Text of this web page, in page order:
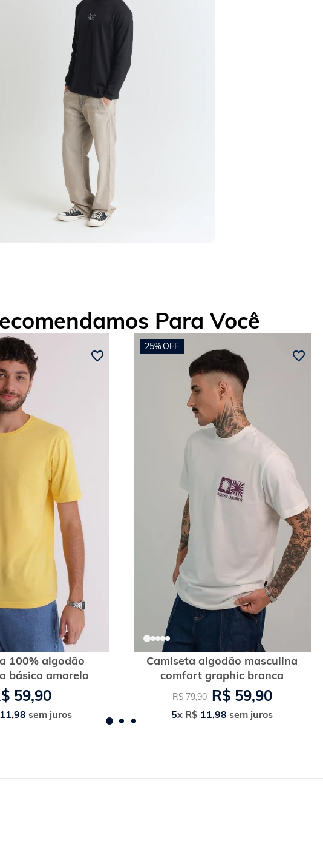
Para Você
100% algodão
básica amarelo
59,90
,98 sem juros
25%OFF
Camiseta algodão masculina
comfort graphic branca
R$ 79,90 R$ 59,90
5x R$ 11,98 sem juros